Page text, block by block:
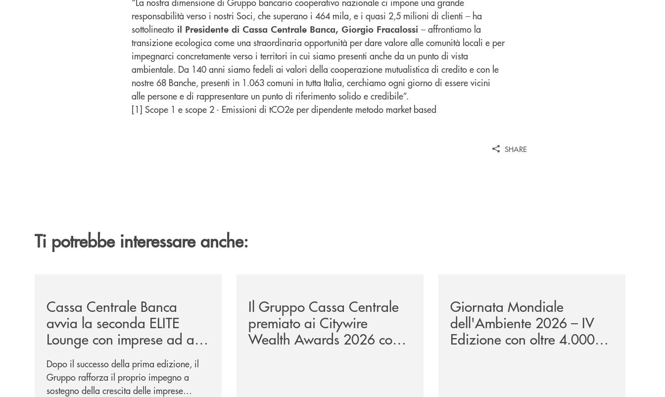
responsabilità verso i nostri Soci, che superano i 464 mila, e i quasi 2,5 milioni di clienti – ha
sottolineato il Presidente di Cassa Centrale Banca, Giorgio Fracalossi – affrontiamo la
transizione ecologica come una straordinaria opportunità per dare valore alle comunità locali e per
impegnarci concretamente verso i territori in cui siamo presenti anche da un punto di vista
ambientale. Da 140 anni siamo fedeli ai valori della cooperazione mutualistica di credito e con le
nostre 68 Banche, presenti in 1.063 comuni in tutta Italia, cerchiamo ogni giorno di essere vicini
alle persone e di rappresentare un punto di riferimento solido e credibile”.
[1] Scope 1 e scope 2 - Emissioni di tCO2e per dipendente metodo market based
SHARE
Ti potrebbe interessare anche:
Cassa Centrale Banca
avvia la seconda ELITE
Lounge con imprese ad alto
potenziale
Dopo il successo della prima edizione, il
Gruppo rafforza il proprio impegno a
sostegno della crescita delle imprese
Il Gruppo Cassa Centrale
premiato ai Citywire
Wealth Awards 2026 come
Giornata Mondiale
dell'Ambiente 2026 – IV
Edizione con oltre 4.000